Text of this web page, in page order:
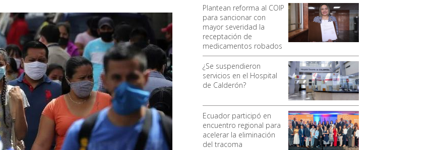
Plantean reforma al COIP
para sancionar con
mayor severidad la
receptación de
medicamentos robados
¿Se suspendieron
servicios en el Hospital
de Calderón?
Ecuador participó en
encuentro regional para
acelerar la eliminación
del tracoma